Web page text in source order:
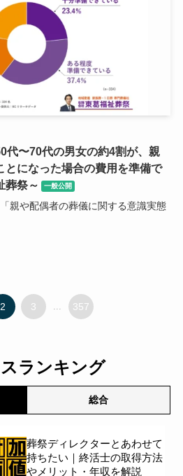
代〜70代の男女の約4割が、親
とになった場合の費用を準備で
葬祭～
一般公開
親や配偶者の葬儀に関する意識実態
2 3 357
ランキング
総合
葬祭ディレクターとあわせて
持ちたい｜終活士の取得方法
やメリット・年収を解説